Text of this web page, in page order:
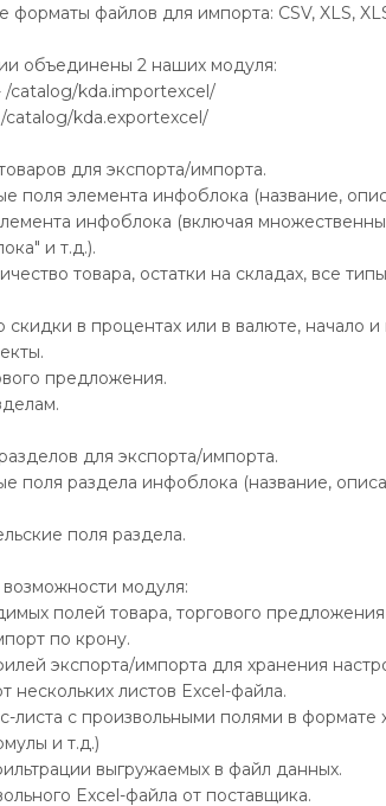
файлов для импорта: CSV, XLS,
объединены 2 наших модуля:
/catalog/kda.importexcel/
catalog/kda.exportexcel/
для экспорта/импорта.
поля элемента инфоблока (название,
инфоблока (включая
и т.д.).
товара, остатки на складах, все
скидки в процентах или в валюте, начало
предложения.
для экспорта/импорта.
поля раздела инфоблока (название,
поля раздела.
модуля:
полей товара, торгового
по крону.
экспорта/импорта для хранения
нескольких листов Excel-файла.
листа с произвольными полями в формате
и т.д.)
выгружаемых в файл данных.
Excel-файла от поставщика.